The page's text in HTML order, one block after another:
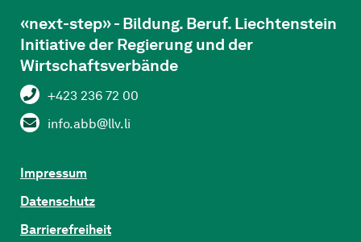
«next-step» - Bildung. Beruf. Liechtenstein
Initiative der Regierung und der
Wirtschaftsverbände
+423 236 72 00
info.abb@llv.li
Impressum
Datenschutz
Barrierefreiheit